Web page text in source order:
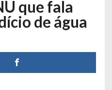
que fala
de água